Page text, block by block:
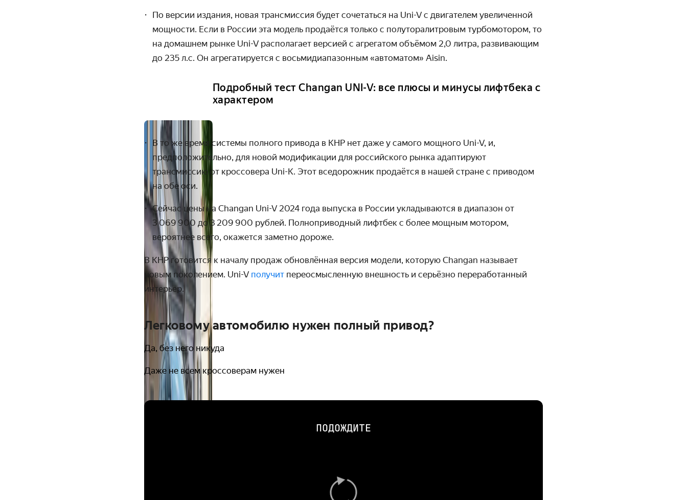
По версии издания, новая трансмиссия будет сочетаться на Uni-V с двигателем увеличенной
мощности. Если в России эта модель продаётся только с полуторалитровым турбомотором, то
на домашнем рынке Uni-V располагает версией с агрегатом объёмом 2,0 литра, развивающим
до 235 л.с. Он агрегатируется с восьмидиапазонным «автоматом» Aisin.
Подробный тест Changan UNI-V: все плюсы и минусы лифтбека с
характером
В то же время системы полного привода в КНР нет даже у самого мощного Uni-V, и,
предположительно, для новой модификации для российского рынка адаптируют
трансмиссию от кроссовера Uni-K. Этот вседорожник продаётся в нашей стране с приводом
на обе оси.
Сейчас цены на Changan Uni-V 2024 года выпуска в России укладываются в диапазон от
3 069 900 до 3 209 900 рублей. Полноприводный лифтбек с более мощным мотором,
вероятнее всего, окажется заметно дороже.
В КНР готовится к началу продаж обновлённая версия модели, которую Changan называет
новым поколением. Uni-V получит переосмысленную внешность и серьёзно переработанный
интерьер.
Легковому автомобилю нужен полный привод?
Да, без него никуда
Даже не всем кроссоверам нужен
ПОДОЖДИТЕ